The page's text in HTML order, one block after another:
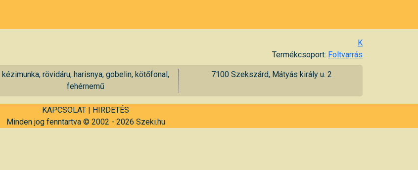
K
Termékcsoport: Foltvarrás
kézimunka, rövidáru, harisnya, gobelin, kötőfonal,
fehérnemű
7100 Szekszárd, Mátyás király u. 2
KAPCSOLAT | HIRDETÉS
Minden jog fenntartva © 2002 - 2026 Szeki.hu